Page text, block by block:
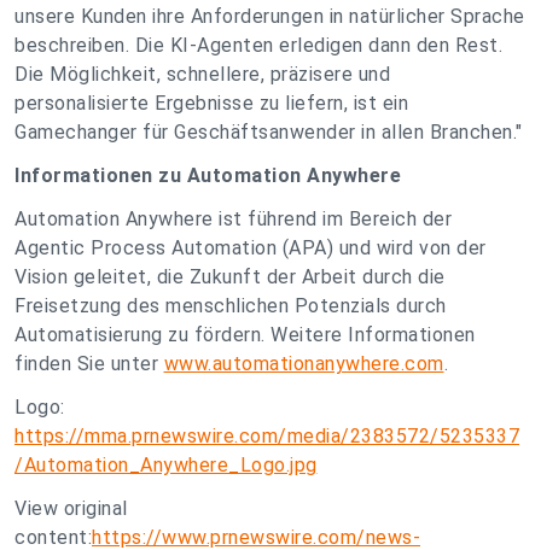
unsere Kunden ihre Anforderungen in natürlicher Sprache
beschreiben. Die KI-Agenten erledigen dann den Rest.
Die Möglichkeit, schnellere, präzisere und
personalisierte Ergebnisse zu liefern, ist ein
Gamechanger für Geschäftsanwender in allen Branchen."
Informationen zu Automation Anywhere
Automation Anywhere ist führend im Bereich der
Agentic Process Automation (APA) und wird von der
Vision geleitet, die Zukunft der Arbeit durch die
Freisetzung des menschlichen Potenzials durch
Automatisierung zu fördern. Weitere Informationen
finden Sie unter www.automationanywhere.com.
Logo:
https://mma.prnewswire.com/media/2383572/5235337
/Automation_Anywhere_Logo.jpg
View original
content:https://www.prnewswire.com/news-